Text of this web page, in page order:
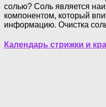
солью? Соль является
компонентом, который
информацию. Очистка
Календарь стрижки и